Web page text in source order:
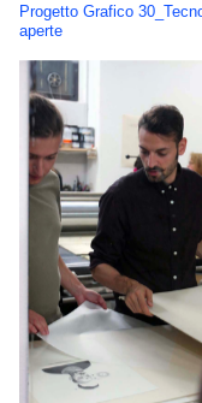
Progetto Grafico
aperte